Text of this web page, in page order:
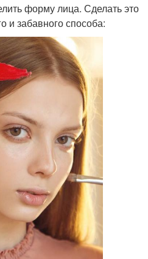
форму лица. Сделать это
и забавного способа: